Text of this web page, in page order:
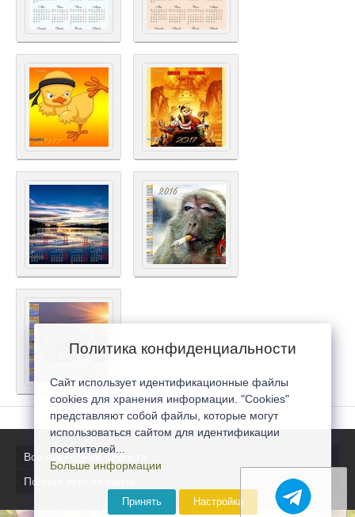
Все последние новости
Полная версия сайта
Политика конфиденциальности
Сайт использует идентификационные файлы
cookies для хранения информации. "Cookies"
представляют собой файлы, которые могут
использоваться сайтом для идентификации
посетителей...
Больше информации
Принять Настройка